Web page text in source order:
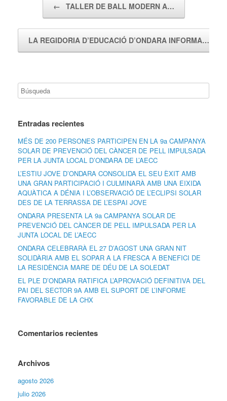
← TALLER DE BALL MODERN A…
LA REGIDORIA D’EDUCACIÓ D’ONDARA INFORMA…
Entradas recientes
MÉS DE 200 PERSONES PARTICIPEN EN LA 9a CAMPANYA
SOLAR DE PREVENCIÓ DEL CÀNCER DE PELL IMPULSADA
PER LA JUNTA LOCAL D’ONDARA DE L’AECC
L’ESTIU JOVE D’ONDARA CONSOLIDA EL SEU ÈXIT AMB
UNA GRAN PARTICIPACIÓ I CULMINARÀ AMB UNA EIXIDA
AQUÀTICA A DÉNIA I L’OBSERVACIÓ DE L’ECLIPSI SOLAR
DES DE LA TERRASSA DE L’ESPAI JOVE
ONDARA PRESENTA LA 9a CAMPANYA SOLAR DE
PREVENCIÓ DEL CÀNCER DE PELL IMPULSADA PER LA
JUNTA LOCAL DE L’AECC
ONDARA CELEBRARÀ EL 27 D’AGOST UNA GRAN NIT
SOLIDÀRIA AMB EL SOPAR A LA FRESCA A BENEFICI DE
LA RESIDÈNCIA MARE DE DÉU DE LA SOLEDAT
EL PLE D’ONDARA RATIFICA L’APROVACIÓ DEFINITIVA DEL
PAI DEL SECTOR 9A AMB EL SUPORT DE L’INFORME
FAVORABLE DE LA CHX
Comentarios recientes
Archivos
agosto 2026
julio 2026